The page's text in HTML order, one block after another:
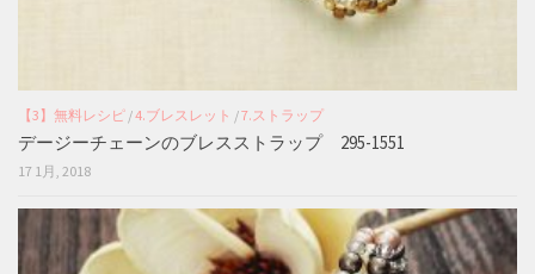
【3】無料レシピ /4.ブレスレット /7.ストラップ
デージーチェーンのブレスストラップ 295-1551
17 1月, 2018